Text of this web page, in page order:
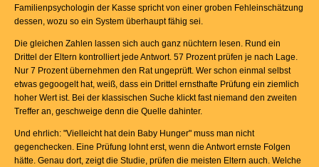
Familienpsychologin der Kasse spricht von einer groben Fehleinschätzung
dessen, wozu so ein System überhaupt fähig sei.
Die gleichen Zahlen lassen sich auch ganz nüchtern lesen. Rund ein
Drittel der Eltern kontrolliert jede Antwort. 57 Prozent prüfen je nach Lage.
Nur 7 Prozent übernehmen den Rat ungeprüft. Wer schon einmal selbst
etwas gegoogelt hat, weiß, dass ein Drittel ernsthafte Prüfung ein ziemlich
hoher Wert ist. Bei der klassischen Suche klickt fast niemand den zweiten
Treffer an, geschweige denn die Quelle dahinter.
Und ehrlich: "Vielleicht hat dein Baby Hunger" muss man nicht
gegenchecken. Eine Prüfung lohnt erst, wenn die Antwort ernste Folgen
hätte. Genau dort, zeigt die Studie, prüfen die meisten Eltern auch. Welche